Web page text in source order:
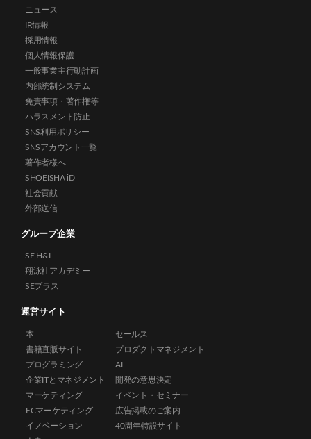
ニュース
IR情報
採用情報
個人情報保護
一般事業主行動計画
内部統制システム
免責事項・著作権等
ハラスメント防止
SNS利用ポリシー
SNSアカウント一覧
著作者様へ
SHOEISHA iD
社会貢献
外部送信
グループ企業
SE H&I
翔泳社アカデミー
SEプラス
運営サイト
本
書籍直販サイト
プログラミング
企業ITとマネジメント
マーケティング
ECマーケティング
イノベーション
セールス
プロダクトマネジメント
AI
開発の意思決定
イベント・セミナー
広告掲載のご案内
40周年特設サイト